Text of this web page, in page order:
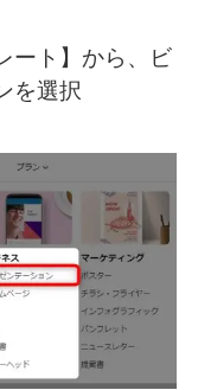
ート】から、ビ
を選択